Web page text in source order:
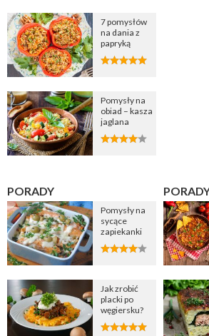
7 pomysłów
na dania z
papryką
Pomysły na
obiad – kasza
jaglana
PORADY
Pomysły na
sycące
zapiekanki
Jak zrobić
placki po
węgiersku?